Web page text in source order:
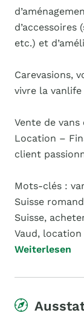
etc.) et
Carevasions,
vivre la vanlife
Vente de
Location –
client
Mots-clés :
Suisse
Suisse,
Vaud,
Weiterlesen